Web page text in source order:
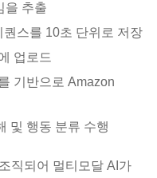
을 추출
퀀스를 10초 단위로 저장
업로드
기반으로 Amazon
및 행동 분류 수행
직되어 멀티모달 AI가